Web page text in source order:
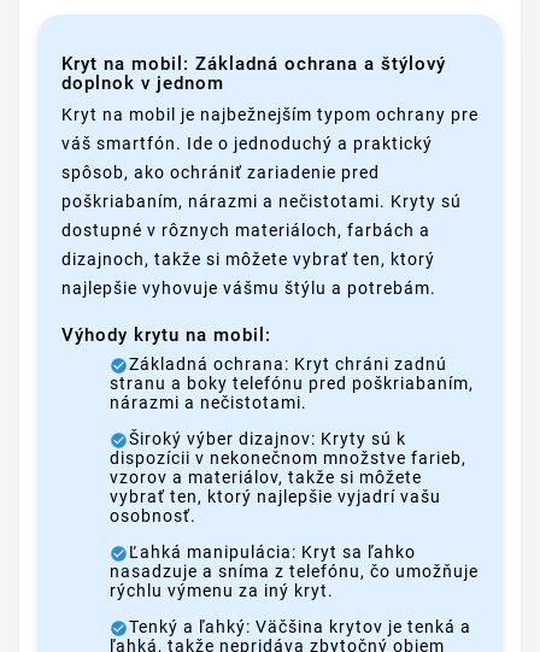
Kryt na mobil: Základná ochrana a štýlový
doplnok v jednom
Kryt na mobil je najbežnejším typom ochrany pre
váš smartfón. Ide o jednoduchý a praktický
spôsob, ako ochrániť zariadenie pred
poškriabaním, nárazmi a nečistotami. Kryty sú
dostupné v rôznych materiáloch, farbách a
dizajnoch, takže si môžete vybrať ten, ktorý
najlepšie vyhovuje vášmu štýlu a potrebám.
Výhody krytu na mobil:
Základná ochrana: Kryt chráni zadnú
stranu a boky telefónu pred poškriabaním,
nárazmi a nečistotami.
Široký výber dizajnov: Kryty sú k
dispozícii v nekonečnom množstve farieb,
vzorov a materiálov, takže si môžete
vybrať ten, ktorý najlepšie vyjadrí vašu
osobnosť.
Ľahká manipulácia: Kryt sa ľahko
nasadzuje a sníma z telefónu, čo umožňuje
rýchlu výmenu za iný kryt.
Tenký a ľahký: Väčšina krytov je tenká a
ľahká, takže nepridáva zbytočný objem